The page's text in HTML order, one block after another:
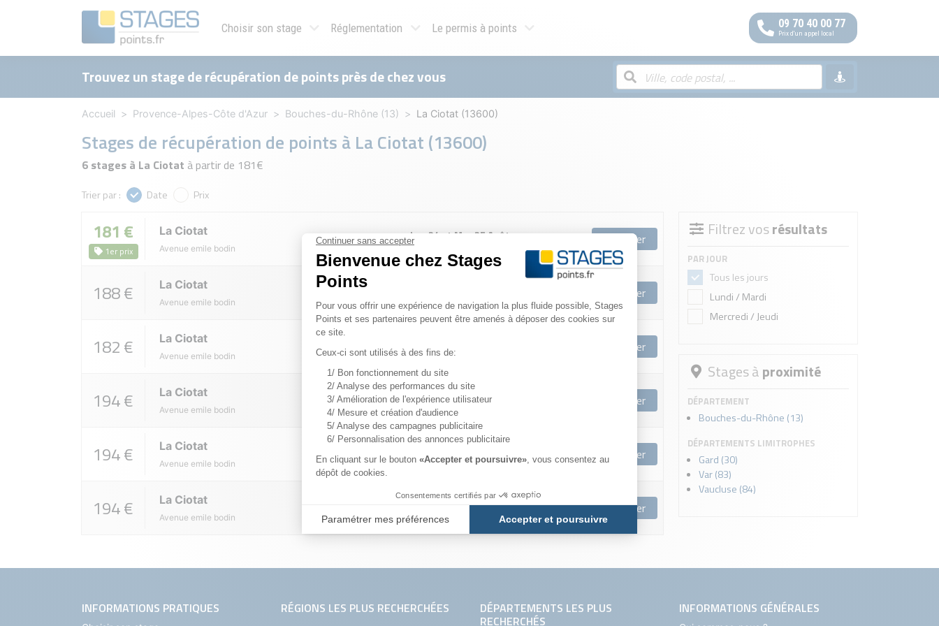
Choisir son stage Réglementation Le permis à points 09 70 40 00 77
Prix d'un appel local
Trouvez un stage de récupération de points près de chez vous
Accueil Provence-Alpes-Côte d'Azur Bouches-du-Rhône (13) La Ciotat (13600)
Stages de récupération de points à La Ciotat (13600)
6 stages à La Ciotat à partir de 181€
Trier par : Date Prix
181 €
1er prix
La Ciotat
Avenue emile bodin
Lun 24 et Mar 25 Août Réserver
188 € La Ciotat
Avenue emile bodin
Réserver
182 € La Ciotat
Avenue emile bodin
Réserver
194 € La Ciotat
Avenue emile bodin
Mer 23 et Jeu 24 Septembre Réserver
194 € La Ciotat
Avenue emile bodin
Réserver
194 € La Ciotat
Avenue emile bodin
Mer 28 et Jeu 29 Octobre Réserver
Filtrez vosrésultats
PAR JOUR
Tous les jours
Lundi / Mardi
Mercredi / Jeudi
Stages àproximité
DÉPARTEMENT
Bouches-du-Rhône (13)
DÉPARTEMENTS LIMITROPHES
Gard (30)
Var (83)
Vaucluse (84)
INFORMATIONS PRATIQUES RÉGIONS LES PLUS RECHERCHÉES DÉPARTEMENTS LES PLUS
RECHERCHÉS
INFORMATIONS GÉNÉRALES